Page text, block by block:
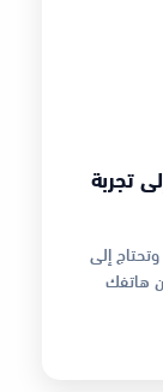
تجربة
إلى
هاتفك